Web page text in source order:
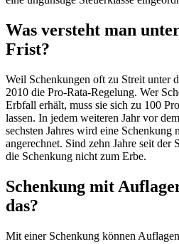
Was versteht man
Frist?
Weil Schenkungen oft zu Streit unter
2010 die Pro-Rata-Regelung. Wer
Erbfall erhält, muss sie sich zu 100
lassen. In jedem weiteren Jahr vor
sechsten Jahres wird eine Schenkung
angerechnet. Sind zehn Jahre seit der
die Schenkung nicht zum Erbe.
Schenkung mit
das?
Mit einer Schenkung können